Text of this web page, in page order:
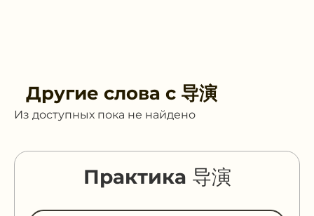
Другие слова с 导演
Из доступных пока не найдено
Практика 导演